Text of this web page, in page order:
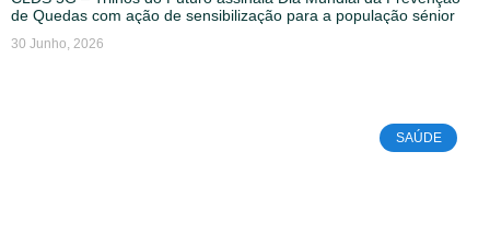
de Quedas com ação de sensibilização para a população sénior
30 Junho, 2026
SAÚDE